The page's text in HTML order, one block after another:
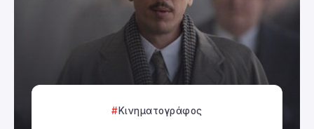
Κινηματογράφος